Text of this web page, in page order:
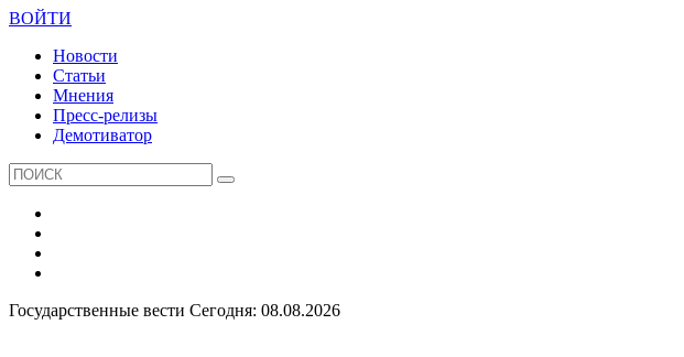
ВОЙТИ
Новости
Статьи
Мнения
Пресс-релизы
Демотиватор
Государственные вести Сегодня: 08.08.2026